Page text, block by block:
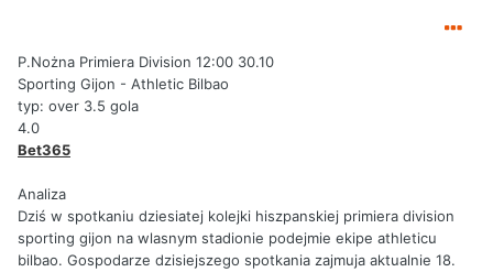
P.Nożna Primiera Division 12:00 30.10
Sporting Gijon - Athletic Bilbao
typ: over 3.5 gola
4.0
Bet365
Analiza
Dziś w spotkaniu dziesiatej kolejki hiszpanskiej primiera division
sporting gijon na wlasnym stadionie podejmie ekipe athleticu
bilbao. Gospodarze dzisiejszego spotkania zajmuja aktualnie 18.